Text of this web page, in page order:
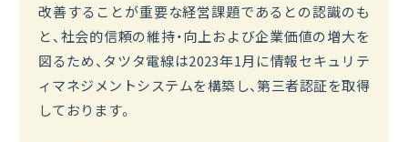
改善することが重要な経営課題であるとの認識のも
と、社会的信頼の維持・向上および企業価値の増大を
図るため、タツタ電線は2023年1月に情報セキュリテ
ィマネジメントシステムを構築し、第三者認証を取得
しております。